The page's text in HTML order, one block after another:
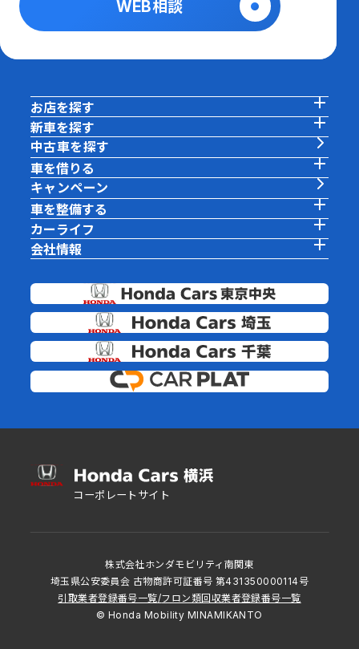
WEB相談
お店を探す
新車を探す
中古車を探す
車を借りる
キャンペーン
車を整備する
カーライフ
会社情報
コーポレートサイト
株式会社ホンダモビリティ南関東
埼玉県公安委員会 古物商許可証番号 第431350000114号
引取業者登録番号一覧/フロン類回収業者登録番号一覧
© Honda Mobility MINAMIKANTO